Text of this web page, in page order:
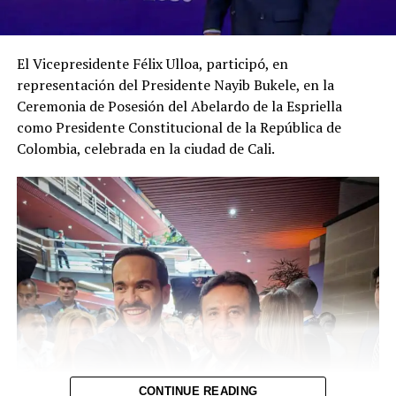
infraestructura para el desarrollo de mercados de
activos digitales, mientras que Banco Industrial inicia
una nueva etapa en la que la banca tradicional comienza
a utilizar herramientas tecnológicas para diversificar sus
mecanismos de financiamiento.
De acuerdo con la información oficial, las colocaciones
del programa tokenizado comenzarán en los próximos
días mediante ofertas públicas en la plataforma de DAX,
lo que permitirá a inversionistas participar en este
nuevo instrumento financiero digital dentro del
mercado salvadoreño.
Comparte esto:
El Vicepresidente Félix Ulloa, participó, en
representación del Presidente Nayib Bukele, en la
Ceremonia de Posesión del Abelardo de la Espriella
como Presidente Constitucional de la República de
Colombia, celebrada en la ciudad de Cali.
CONTINUE READING